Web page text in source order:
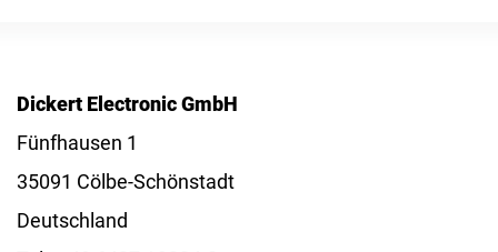
Dickert Electronic GmbH
Fünfhausen 1
35091 Cölbe-Schönstadt
Deutschland